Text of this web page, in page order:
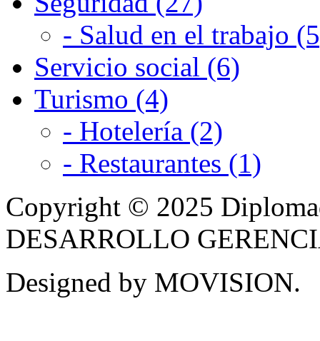
- Salud en el trabajo
Servicio social (6)
Turismo (4)
- Hotelería (2)
- Restaurantes (1)
Copyright © 2025
DESARROLLO
Designed by MOVISION.